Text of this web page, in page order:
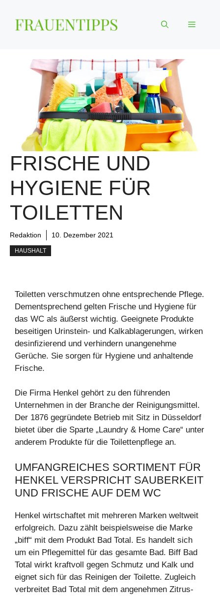
Inhalt
springen
Menü
FRISCHE UND
HYGIENE FÜR
TOILETTEN
Redaktion 10. Dezember 2021
HAUSHALT
Toiletten verschmutzen ohne entsprechende Pflege.
Dementsprechend gelten Frische und Hygiene für
das WC als äußerst wichtig. Geeignete Produkte
beseitigen Urinstein- und Kalkablagerungen, wirken
desinfizierend und verhindern unangenehme
Gerüche. Sie sorgen für Hygiene und anhaltende
Frische.
Die Firma Henkel gehört zu den führenden
Unternehmen in der Branche der Reinigungsmittel.
Der 1876 gegründete Betrieb mit Sitz in Düsseldorf
bietet über die Sparte „Laundry & Home Care“ unter
anderem Produkte für die Toilettenpflege an.
UMFANGREICHES SORTIMENT FÜR
HENKEL VERSPRICHT SAUBERKEIT
UND FRISCHE AUF DEM WC
Henkel wirtschaftet mit mehreren Marken weltweit
erfolgreich. Dazu zählt beispielsweise die Marke
„biff“ mit dem Produkt Bad Total. Es handelt sich
um ein Pflegemittel für das gesamte Bad. Biff Bad
Total wirkt kraftvoll gegen Schmutz und Kalk und
eignet sich für das Reinigen der Toilette. Zugleich
verbreitet Bad Total mit dem angenehmen Zitrus-